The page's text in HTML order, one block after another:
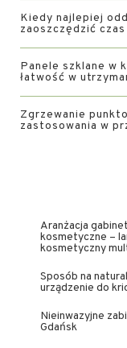
Kiedy najlepiej
zaoszczędzić
Panele szklane w
łatwość w
Zgrzewanie
zastosowania w
Aranżacja
kosmetyczne –
kosmetyczny
Sposób na
urządzenie do
Nieinwazyjne
Gdańsk